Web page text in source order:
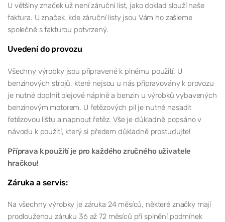
U většiny značek už není záruční list, jako doklad slouží naše
faktura. U značek, kde záruční listy jsou Vám ho zašleme
společně s fakturou potvrzený.
Uvedení do provozu
Všechny výrobky jsou připravené k plnému použití. U
benzinových strojů, které nejsou u nás připravovány k provozu
je nutné doplnit olejové náplně a benzin u výrobků vybavených
benzinovým motorem. U řetězových pil je nutné nasadit
řetězovou lištu a napnout řetěz. Vše je důkladně popsáno v
návodu k použití, který si předem důkladně prostudujte!
Příprava k použití je pro každého zručného uživatele
hračkou!
Záruka a servis:
Na všechny výrobky je záruka 24 měsíců, některé značky mají
prodlouženou záruku 36 až 72 měsíců při splnění podmínek